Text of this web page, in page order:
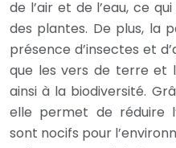
de l’air et de l’eau, ce
des plantes. De plus, la
présence d’insectes et
que les vers de terre et
ainsi à la biodiversité.
elle permet de réduire
sont nocifs pour